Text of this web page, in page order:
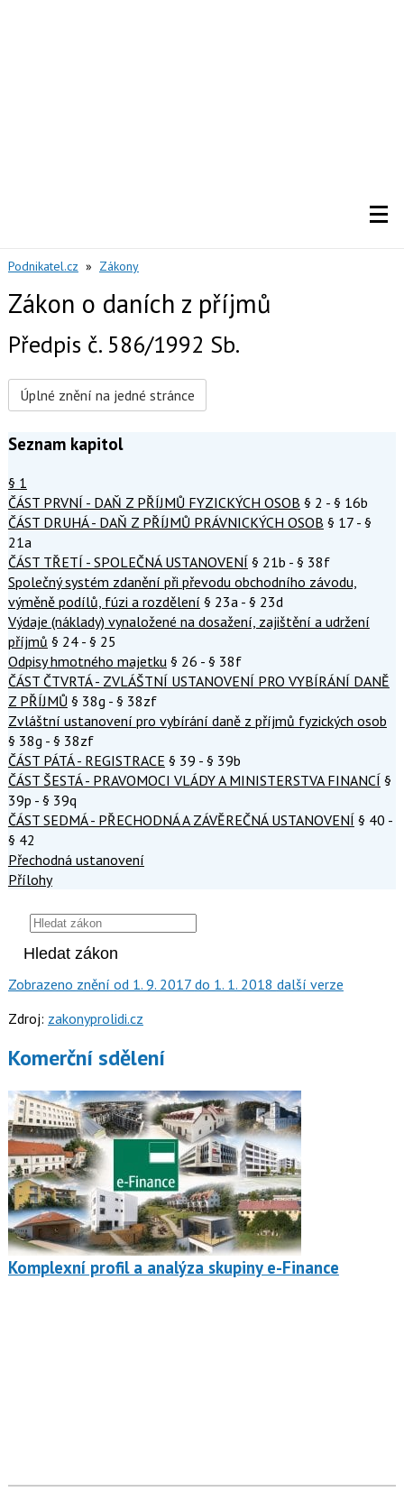
Podnikatel.cz » Zákony
Zákon o daních z příjmů
Předpis č. 586/1992 Sb.
Úplné znění na jedné stránce
Seznam kapitol
§ 1
ČÁST PRVNÍ - DAŇ Z PŘÍJMŮ FYZICKÝCH OSOB § 2 - § 16b
ČÁST DRUHÁ - DAŇ Z PŘÍJMŮ PRÁVNICKÝCH OSOB § 17 - §
21a
ČÁST TŘETÍ - SPOLEČNÁ USTANOVENÍ § 21b - § 38f
Společný systém zdanění při převodu obchodního závodu,
výměně podílů, fúzi a rozdělení § 23a - § 23d
Výdaje (náklady) vynaložené na dosažení, zajištění a udržení
příjmů § 24 - § 25
Odpisy hmotného majetku § 26 - § 38f
ČÁST ČTVRTÁ - ZVLÁŠTNÍ USTANOVENÍ PRO VYBÍRÁNÍ DANĚ
Z PŘÍJMŮ § 38g - § 38zf
Zvláštní ustanovení pro vybírání daně z příjmů fyzických osob
§ 38g - § 38zf
ČÁST PÁTÁ - REGISTRACE § 39 - § 39b
ČÁST ŠESTÁ - PRAVOMOCI VLÁDY A MINISTERSTVA FINANCÍ §
39p - § 39q
ČÁST SEDMÁ - PŘECHODNÁ A ZÁVĚREČNÁ USTANOVENÍ § 40 -
§ 42
Přechodná ustanovení
Přílohy
Zobrazeno znění od 1. 9. 2017 do 1. 1. 2018 další verze
Zdroj: zakonyprolidi.cz
Komerční sdělení
Komplexní profil a analýza skupiny e-Finance